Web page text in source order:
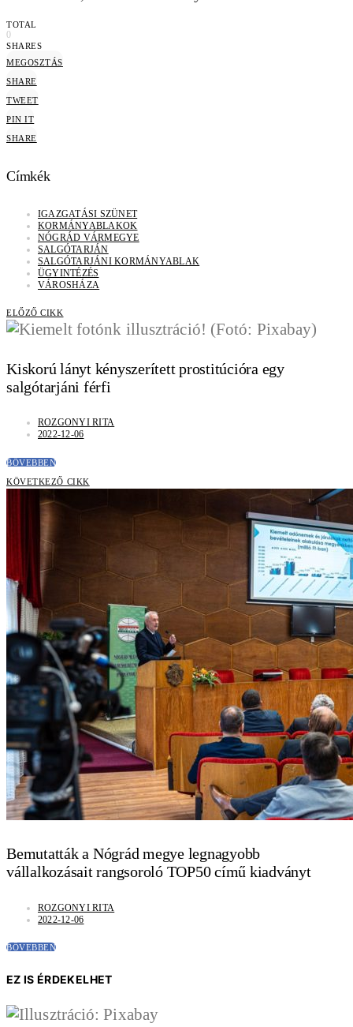
TOTAL
0
SHARES
MEGOSZTÁS
SHARE
TWEET
PIN IT
SHARE
Címkék
IGAZGATÁSI SZÜNET
KORMÁNYABLAKOK
NÓGRÁD VÁRMEGYE
SALGÓTARJÁN
SALGÓTARJÁNI KORMÁNYABLAK
ÜGYINTÉZÉS
VÁROSHÁZA
ELŐZŐ CIKK
Kiskorú lányt kényszerített prostitúcióra egy
salgótarjáni férfi
ROZGONYI RITA
2022-12-06
BŐVEBBEN
KÖVETKEZŐ CIKK
Bemutatták a Nógrád megye legnagyobb
vállalkozásait rangsoroló TOP50 című kiadványt
ROZGONYI RITA
2022-12-06
BŐVEBBEN
EZ IS ÉRDEKELHET